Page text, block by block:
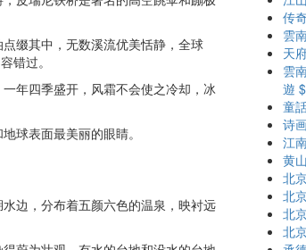
缀其中，无数溪流优美恬静，全球
错过。
年四季盛开，风霜不会使之冷却，冰
球表面最美丽的眼睛。
边，分布着五颜六色的温泉，映衬远
传
雲
天
雲
遊
童
诗
江
黄
北
北
北
北